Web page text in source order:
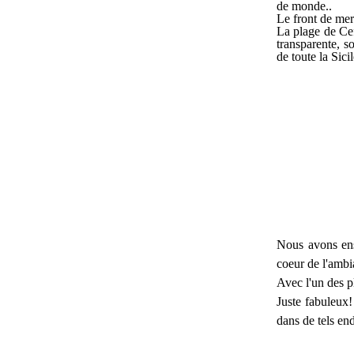
de monde..
Le front de
La plage de
transparente,
de toute la
Nous avons
coeur de
Avec l'un des
Juste
dans de tels